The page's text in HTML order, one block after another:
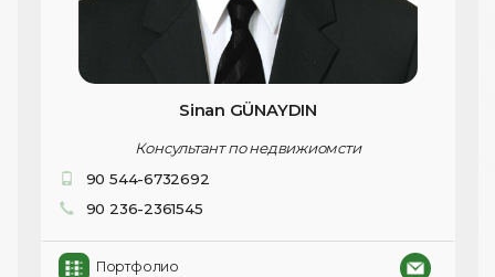
Sinan GÜNAYDIN
Консультант по недвижиомсти
90 544-6732692
90 236-2361545
Портфолио